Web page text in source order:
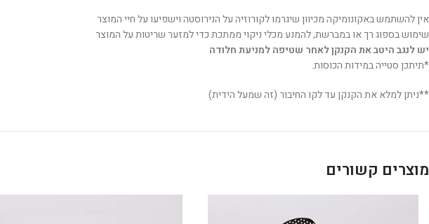
אין להשתמש באקונומיקה מכיוון שיגרמו לקורוזיה על הנירוסטה וישפיעו על חיי המוצר
שימוש בספוג רך או במברשת, להמנע מכלי ניקוי ממתכת כדי למזער שריטות על המוצר
יש לנגב היטב את הקנקן לאחר שטיפה למניעת חלודה
*תיתכן סטייה במידות הכוסות.
**ניתן למלא את הקנקן עד לקו החיבור (זה שמעל הידית)
מוצרים קשורים